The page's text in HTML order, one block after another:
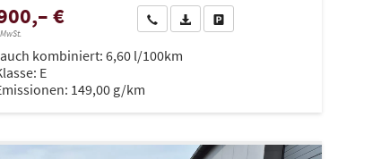
€ Wir rufen Sie anPDF-Datei, Fahrzeugexposé drucken
Drucken, parken oder
kombiniert:6,60 l/100km
E
149,00 g/km